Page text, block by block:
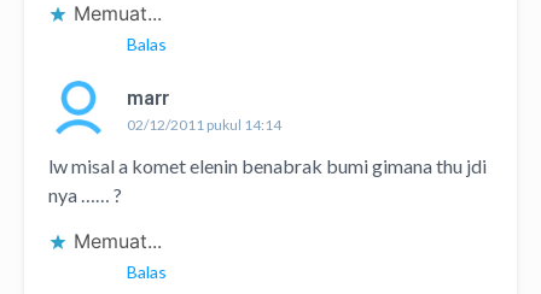
Memuat...
Balas
marr
02/12/2011 pukul 14:14
lw misal a komet elenin benabrak bumi gimana thu jdi
nya …… ?
Memuat...
Balas